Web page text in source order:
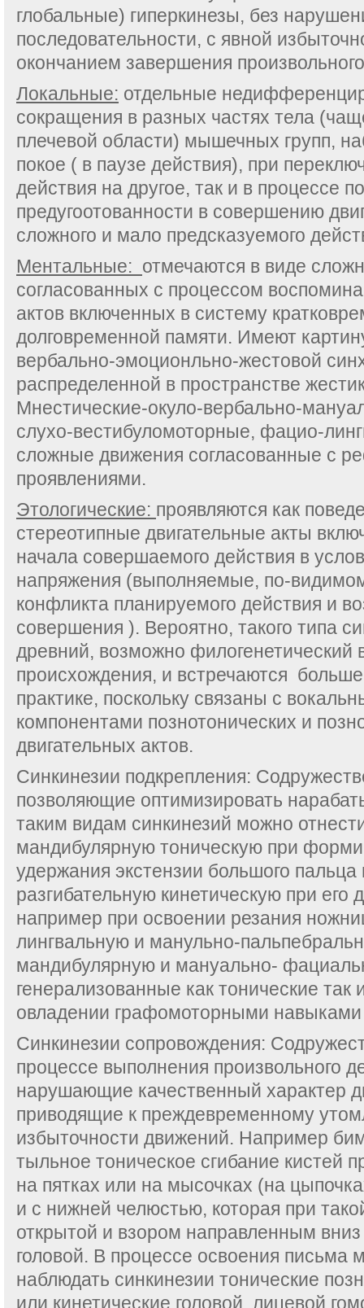
глобальные) гиперкинезы, без
последовательности, с явной
окончанием завершения
Локальные: отдельные
сокращения в разных частях тела
плечевой области) мышечных групп,
покое ( в паузе действия), при
действия на другое, так и в процессе
предугоотованности в совершению
сложного и мало предсказуемого
Ментальные: отмечаются в виде
согласованных с процессом
актов включенных в систему
долговременной памяти. Имеют
вербально-эмоционльно-жестовой
распределенной в пространстве
Мнестические-окуло-вербально-
слухо-вестибуломоторные, фацио-
сложные движения согласованные с
проявлениями.
Этологические: проявляются как
стереотипные двигательные акты
начала совершаемого действия в
напряжения (выполняемые, по-
конфликта планируемого действия и
совершения ). Вероятно, такого типа
древний, возможно филогенетический
происхождения, и встречаются
практике, поскольку связаны с
компонентами познотонических и
двигательных актов.
Синкинезии подкрепления:
позволяющие оптимизировать
таким видам синкинезий можно
мандибулярную тоническую при
удержания экстензии большого пальца
разгибательную кинетическую при его
например при освоении резания
лингвальную и манульно-
мандибулярную и мануально-
генерализованные как тонические так
овладении графомоторными
Синкинезии сопровождения:
процессе выполнения произвольного
нарушающие качественный характер
приводящие к преждевременному
избыточности движений. Например
тыльное тоническое сгибание кистей
на пятках или на мысочках (на
и с нижней челюстью, которая при
открытой и взором направленным
головой. В процессе освоения письма
наблюдать синкинезии тонические
или кинетические головой, лицевой